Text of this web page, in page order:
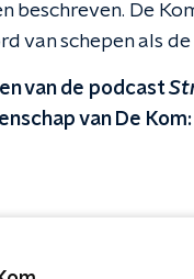
beschreven. De
van schepen als de
van de podcast
van De Kom: